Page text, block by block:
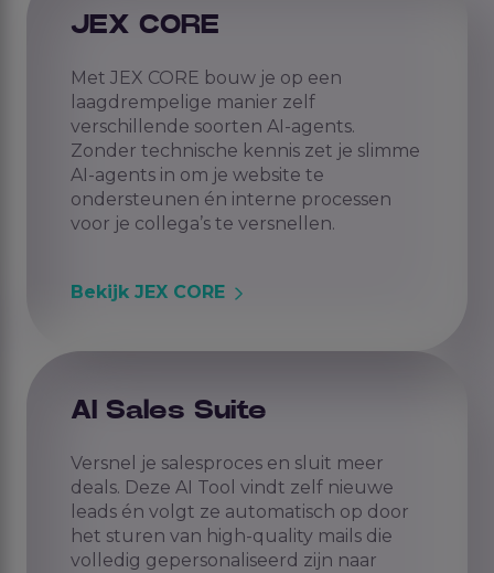
JEX CORE
Met JEX CORE bouw je op een
laagdrempelige manier zelf
verschillende soorten AI-agents.
Zonder technische kennis zet je slimme
AI-agents in om je website te
ondersteunen én interne processen
voor je collega’s te versnellen.
Bekijk JEX CORE
AI Sales Suite
Versnel je salesproces en sluit meer
deals. Deze AI Tool vindt zelf nieuwe
leads én volgt ze automatisch op door
het sturen van high-quality mails die
volledig gepersonaliseerd zijn naar